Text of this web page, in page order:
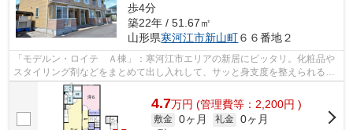
歩4分
築22年 / 51.67㎡
山形県寒河江市新山町６６番地２
「モデルン・ロイテ Ａ棟」：寒河江市エリアの新居にピッタリ。化粧品や
スタイリング剤などをまとめて出し入れして、サッと身支度を整えられる独
立洗面台があります。TVインターフォ...
4.7万円 (管理費等：2,200円 )
敷金 0ヶ月 礼金 0ヶ月